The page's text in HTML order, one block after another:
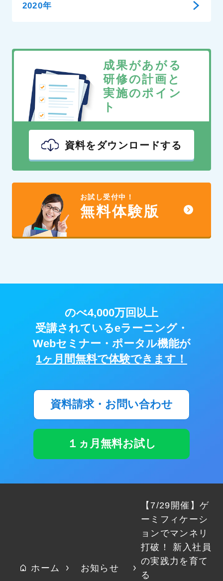
2020年
成果があがる
研修の計画と
実施のポイン
ト
資料をダウンロードする
お試し受付中！
無料体験版
のべ4,000万回以上
受講されているeラーニング・
Webセミナー・ポータル機能が
1ヶ月間無料で体験できます！
資料請求・お問い合わせ
１ヵ月無料お試し
ホーム お知らせ
【7/29開催】ゲ
ーミフィケーシ
ョンでマンネリ
打破！ 新入社員
の実践力を育て
る